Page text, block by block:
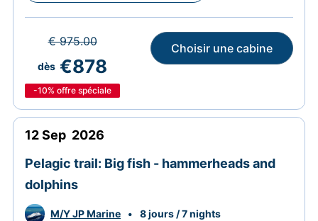
€ 975.00
dès €878
-10% offre spéciale
Choisir une cabine
12Sep 2026
Pelagic trail: Big fish - hammerheads and
dolphins
M/Y JP Marine • 8 jours / 7 nights